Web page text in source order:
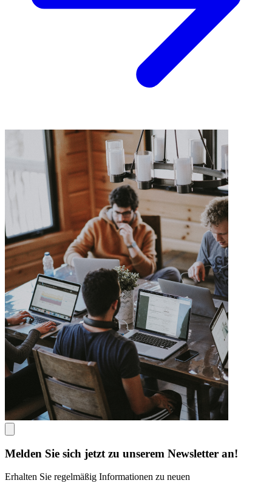
Melden Sie sich jetzt zu unserem Newsletter an!
Erhalten Sie regelmäßig Informationen zu neuen